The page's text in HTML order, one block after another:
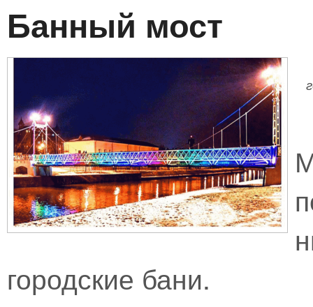
Банный мост
городские бани.